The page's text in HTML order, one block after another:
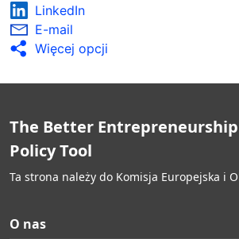
LinkedIn
E-mail
Więcej opcji
The Better Entrepreneurship
Policy Tool
Ta strona należy do Komisja Europejska i
O nas